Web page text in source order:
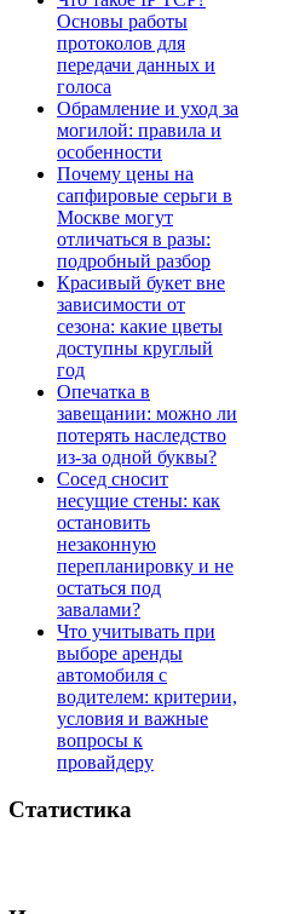
Основы работы
протоколов для
передачи данных и
голоса
Обрамление и уход за
могилой: правила и
особенности
Почему цены на
сапфировые серьги в
Москве могут
отличаться в разы:
подробный разбор
Красивый букет вне
зависимости от
сезона: какие цветы
доступны круглый
год
Опечатка в
завещании: можно ли
потерять наследство
из-за одной буквы?
Сосед сносит
несущие стены: как
остановить
незаконную
перепланировку и не
остаться под
завалами?
Что учитывать при
выборе аренды
автомобиля с
водителем: критерии,
условия и важные
вопросы к
провайдеру
Статистика